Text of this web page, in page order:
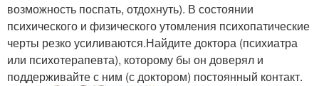
возможность поспать, отдохнуть). В состоянии
психического и физического утомления психопатические
черты резко усиливаются.Найдите доктора (психиатра
или психотерапевта), которому бы он доверял и
поддерживайте с ним (с доктором) постоянный контакт.